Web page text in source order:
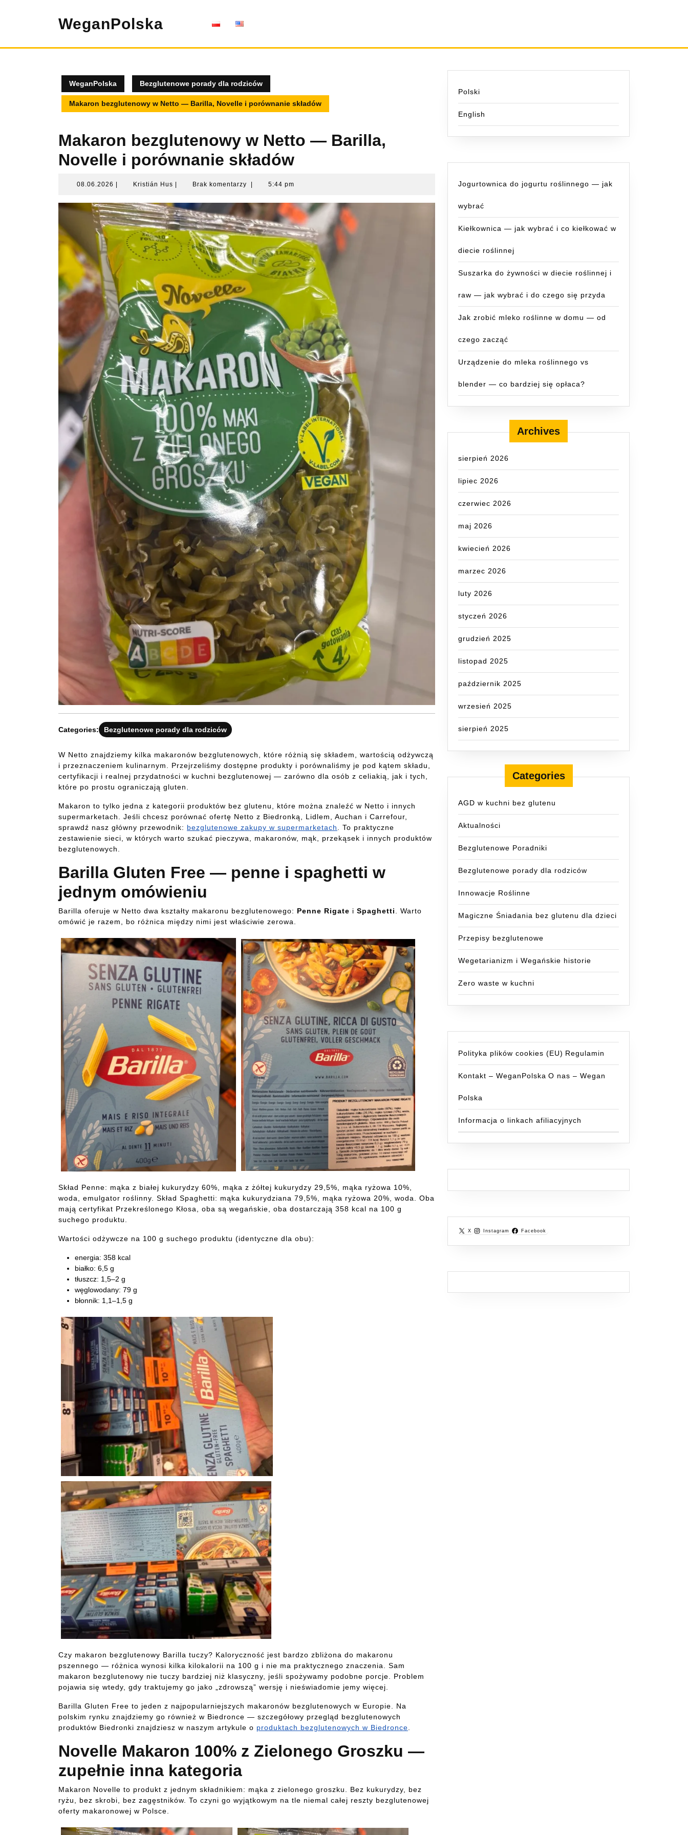
WeganPolska
WeganPolska Bezglutenowe porady dla rodziców
Makaron bezglutenowy w Netto — Barilla, Novelle i porównanie składów
Makaron bezglutenowy w Netto — Barilla,
Novelle i porównanie składów
08.06.2026 08.06.2026Kristián Hus KristiánBrak komentarzy 5:44 pm
Categories: Bezglutenowe porady dla rodziców
W Netto znajdziemy kilka makaronów bezglutenowych, które różnią się składem, wartością odżywczą
i przeznaczeniem kulinarnym. Przejrzeliśmy dostępne produkty i porównaliśmy je pod kątem składu,
certyfikacji i realnej przydatności w kuchni bezglutenowej — zarówno dla osób z celiakią, jak i tych,
które po prostu ograniczają gluten.
Makaron to tylko jedna z kategorii produktów bez glutenu, które można znaleźć w Netto i innych
supermarketach. Jeśli chcesz porównać ofertę Netto z Biedronką, Lidlem, Auchan i Carrefour,
sprawdź nasz główny przewodnik: bezglutenowe zakupy w supermarketach. To praktyczne
zestawienie sieci, w których warto szukać pieczywa, makaronów, mąk, przekąsek i innych produktów
bezglutenowych.
Barilla Gluten Free — penne i spaghetti w
jednym omówieniu
Barilla oferuje w Netto dwa kształty makaronu bezglutenowego: Penne Rigate i Spaghetti. Warto
omówić je razem, bo różnica między nimi jest właściwie zerowa.
Skład Penne: mąka z białej kukurydzy 60%, mąka z żółtej kukurydzy 29,5%, mąka ryżowa 10%,
woda, emulgator roślinny. Skład Spaghetti: mąka kukurydziana 79,5%, mąka ryżowa 20%, woda. Oba
mają certyfikat Przekreślonego Kłosa, oba są wegańskie, oba dostarczają 358 kcal na 100 g
suchego produktu.
Wartości odżywcze na 100 g suchego produktu (identyczne dla obu):
energia: 358 kcal
białko: 6,5 g
tłuszcz: 1,5–2 g
węglowodany: 79 g
błonnik: 1,1–1,5 g
Czy makaron bezglutenowy Barilla tuczy? Kaloryczność jest bardzo zbliżona do makaronu
pszennego — różnica wynosi kilka kilokalorii na 100 g i nie ma praktycznego znaczenia. Sam
makaron bezglutenowy nie tuczy bardziej niż klasyczny, jeśli spożywamy podobne porcje. Problem
pojawia się wtedy, gdy traktujemy go jako „zdrowszą” wersję i nieświadomie jemy więcej.
Barilla Gluten Free to jeden z najpopularniejszych makaronów bezglutenowych w Europie. Na
polskim rynku znajdziemy go również w Biedronce — szczegółowy przegląd bezglutenowych
produktów Biedronki znajdziesz w naszym artykule o produktach bezglutenowych w Biedronce
Novelle Makaron 100% z Zielonego Groszku —
zupełnie inna kategoria
Makaron Novelle to produkt z jednym składnikiem: mąka z zielonego groszku. Bez kukurydzy, bez
ryżu, bez skrobi, bez zagęstników. To czyni go wyjątkowym na tle niemal całej reszty bezglutenowej
oferty makaronowej w Polsce.
Polski
English
Jogurtownica do jogurtu roślinnego — jak
wybrać
Kiełkownica — jak wybrać i co kiełkować w
diecie roślinnej
Suszarka do żywności w diecie roślinnej i
raw — jak wybrać i do czego się przyda
Jak zrobić mleko roślinne w domu — od
czego zacząć
Urządzenie do mleka roślinnego vs
blender — co bardziej się opłaca?
Archives
sierpień 2026
lipiec 2026
czerwiec 2026
maj 2026
kwiecień 2026
marzec 2026
luty 2026
styczeń 2026
grudzień 2025
listopad 2025
październik 2025
wrzesień 2025
sierpień 2025
Categories
AGD w kuchni bez glutenu
Aktualności
Bezglutenowe Poradniki
Bezglutenowe porady dla rodziców
Innowacje Roślinne
Magiczne Śniadania bez glutenu dla dzieci
Przepisy bezglutenowe
Wegetarianizm i Wegańskie historie
Zero waste w kuchni
Polityka plików cookies (EU) Regulamin
Kontakt – WeganPolska O nas – Wegan
Polska
Informacja o linkach afiliacyjnych
X Instagram Facebook